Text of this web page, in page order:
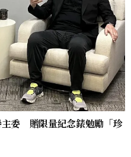
主委 贈限量紀念錶勉勵「珍